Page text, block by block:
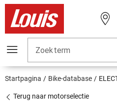
Zoekterm
Startpagina Bike-database
Terug naar motorselectie